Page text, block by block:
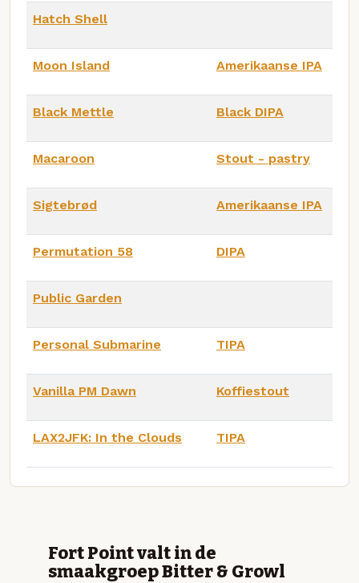
Hatch Shell
Moon Island Amerikaanse IPA
Black Mettle Black DIPA
Macaroon Stout - pastry
Sigtebrød Amerikaanse IPA
Permutation 58 DIPA
Public Garden
Personal Submarine TIPA
Vanilla PM Dawn Koffiestout
LAX2JFK: In the Clouds TIPA
Fort Point valt in de
smaakgroep Bitter & Growl